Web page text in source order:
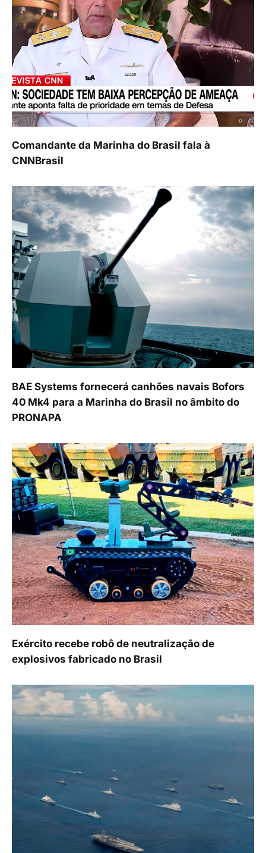
Comandante da Marinha do Brasil fala à
CNNBrasil
BAE Systems fornecerá canhões navais Bofors
40 Mk4 para a Marinha do Brasil no âmbito do
PRONAPA
Exército recebe robô de neutralização de
explosivos fabricado no Brasil